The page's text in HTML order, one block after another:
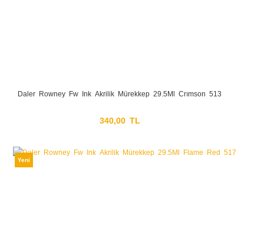
Daler Rowney Fw Ink Akrilik Mürekkep 29.5Ml Crımson 513
340,00 TL
Yeni